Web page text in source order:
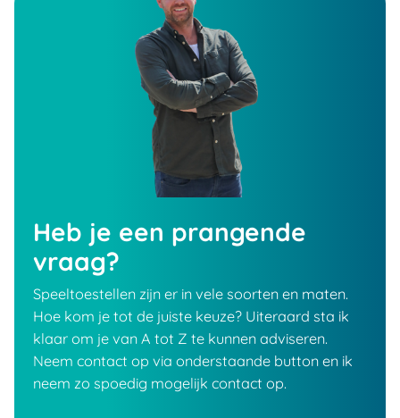
Heb je een prangende
vraag?
Speeltoestellen zijn er in vele soorten en maten.
Hoe kom je tot de juiste keuze? Uiteraard sta ik
klaar om je van A tot Z te kunnen adviseren.
Neem contact op via onderstaande button en ik
neem zo spoedig mogelijk contact op.